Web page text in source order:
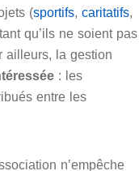
(sportifs, caritatifs,
qu’ils ne soient pas
la gestion
: les
entre les
n’empêche